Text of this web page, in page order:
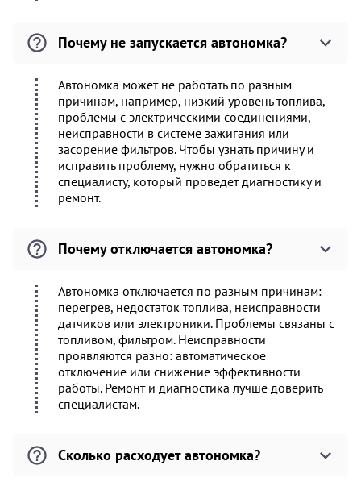
Почему не запускается автономка?
Автономка может не работать по разным
причинам, например, низкий уровень топлива,
проблемы с электрическими соединениями,
неисправности в системе зажигания или
засорение фильтров. Чтобы узнать причину и
исправить проблему, нужно обратиться к
специалисту, который проведет диагностику и
ремонт.
Почему отключается автономка?
Автономка отключается по разным причинам:
перегрев, недостаток топлива, неисправности
датчиков или электроники. Проблемы связаны с
топливом, фильтром. Неисправности
проявляются разно: автоматическое
отключение или снижение эффективности
работы. Ремонт и диагностика лучше доверить
специалистам.
Сколько расходует автономка?